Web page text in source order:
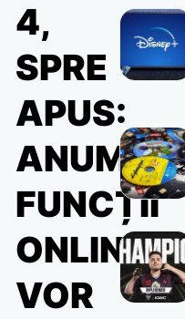
4,
SPRE
APUS:
ANUMITE
FUNCȚII
ONLINE
VOR